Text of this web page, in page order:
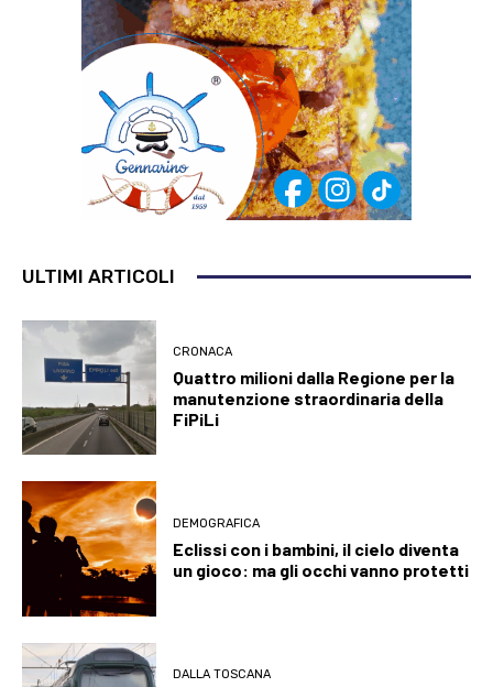
ULTIMI ARTICOLI
CRONACA
Quattro milioni dalla Regione per la
manutenzione straordinaria della
FiPiLi
DEMOGRAFICA
Eclissi con i bambini, il cielo diventa
un gioco: ma gli occhi vanno protetti
DALLA TOSCANA